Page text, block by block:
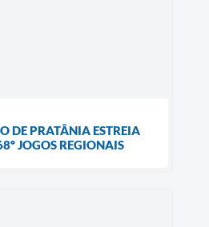
DE PRATÂNIA ESTREIA
JOGOS REGIONAIS